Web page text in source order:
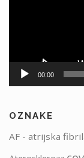
00:00
OZNAKE
AF - atrijska